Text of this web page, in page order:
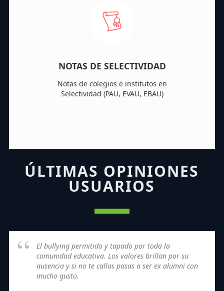
NOTAS DE SELECTIVIDAD
Notas de colegios e institutos en
Selectividad (PAU, EVAU, EBAU)
ÚLTIMAS OPINIONES
USUARIOS
El bullying permitido y tapado por toda la
comunidad educativa. Los valores brillan por su
ausencia y si no te callas pasas a ser ex alumni con
mucho gusto.